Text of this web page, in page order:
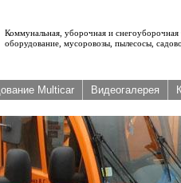
Коммунальная, уборочная и
оборудование, мусоровозы, пылесосы,
Multicar Видеогалерея